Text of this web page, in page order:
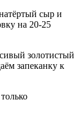
сыр и
на 20-25
золотистый
запеканку к